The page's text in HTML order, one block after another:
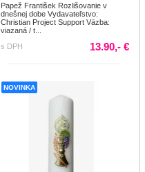
Papež František Rozlišovanie v
dnešnej dobe Vydavateľstvo:
Christian Project Support Väzba:
viazaná / t...
s DPH
13.90,- €
NOVINKA